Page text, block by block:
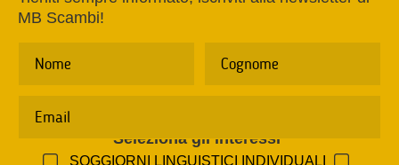
MB Scambi!
Seleziona gli interessi
SOGGIORNI LINGUISTICI INDIVIDUALI